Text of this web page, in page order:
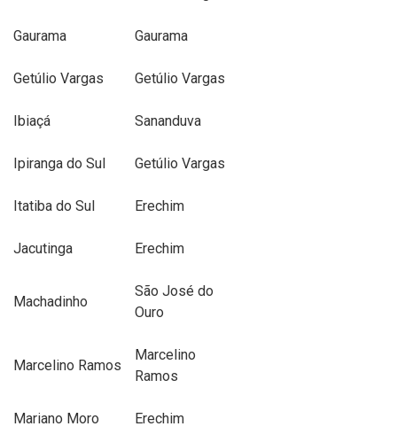
Gaurama Gaurama
Getúlio Vargas Getúlio Vargas
Ibiaçá Sananduva
Ipiranga do Sul Getúlio Vargas
Itatiba do Sul Erechim
Jacutinga Erechim
Machadinho
São José do
Ouro
Marcelino Ramos
Marcelino
Ramos
Mariano Moro Erechim